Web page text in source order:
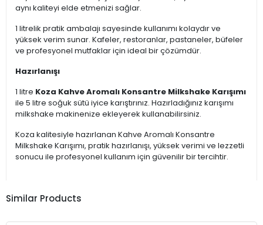
aynı kaliteyi elde etmenizi sağlar.
1 litrelik pratik ambalajı sayesinde kullanımı kolaydır ve
yüksek verim sunar. Kafeler, restoranlar, pastaneler, büfeler
ve profesyonel mutfaklar için ideal bir çözümdür.
Hazırlanışı
1 litre Koza Kahve Aromalı Konsantre Milkshake Karışımı
ile 5 litre soğuk sütü iyice karıştırınız. Hazırladığınız karışımı
milkshake makinenize ekleyerek kullanabilirsiniz.
Koza kalitesiyle hazırlanan Kahve Aromalı Konsantre
Milkshake Karışımı, pratik hazırlanışı, yüksek verimi ve lezzetli
sonucu ile profesyonel kullanım için güvenilir bir tercihtir.
Similar Products